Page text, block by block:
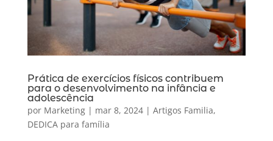
Prática de exercícios físicos contribuem
para o desenvolvimento na infância e
adolescência
por Marketing| mar 8, 2024| Artigos Familia,
DEDICA para família